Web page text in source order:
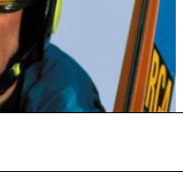
proti